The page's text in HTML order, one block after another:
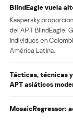
BlindEagle vuela
Kaspersky
del APT BlindEagle.
individuos en
América Latina.
Tácticas, técnicas
APT asiáticos
MosaicRegressor: